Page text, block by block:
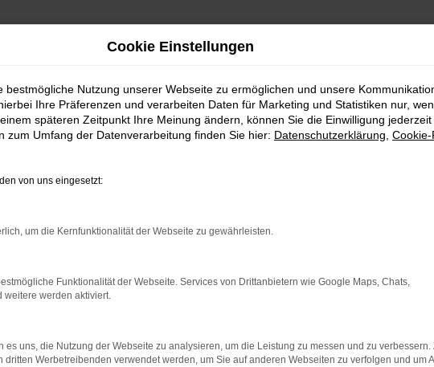
bestimmter Seiten verhindern. Funktioniert die Seite in einem
beheben.
auf dem neuesten Stand sind.
kann auch dazu führen, dass bestimmte Funktionen nicht mehr
Cookie Einstellungen
bestmögliche Nutzung unserer Webseite zu ermöglichen und unsere
Ihre Präferenzen und verarbeiten Daten für Marketing und Statistiken nur,
späteren Zeitpunkt Ihre Meinung ändern, können Sie die Einwilligung
zum Umfang der Datenverarbeitung finden Sie hier: Datenschutzerklärung
von uns eingesetzt:
um die Kernfunktionalität der Webseite zu gewährleisten.
Funktionalität der Webseite. Services von Drittanbietern wie Google Maps, Chats,
weitere werden aktiviert.
es uns, die Nutzung der Webseite zu analysieren, um die Leistung zu messen und zu verbessern.
dritten Werbetreibenden verwendet werden, um Sie auf anderen Webseiten zu verfolgen und um